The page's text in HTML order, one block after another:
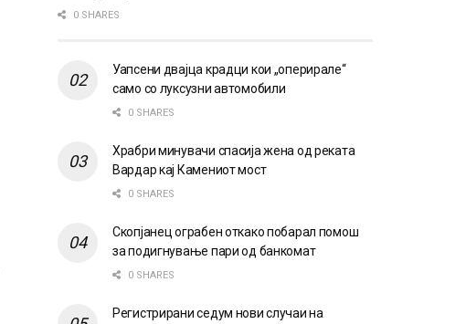
0 SHARES
Уапсени двајца крадци кои „оперирале“
само со луксузни автомобили
0 SHARES
Храбри минувачи спасија жена од реката
Вардар кај Камениот мост
0 SHARES
Скопјанец ограбен откако побарал помош
за подигнување пари од банкомат
0 SHARES
Регистрирани седум нови случаи на